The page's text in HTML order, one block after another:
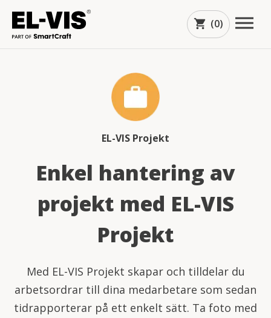
shopping_cart (0)
EL-VIS Projekt
Enkel hantering av
projekt med EL-VIS
Projekt
Med EL-VIS Projekt skapar och tilldelar du
arbetsordrar till dina medarbetare som sedan
tidrapporterar på ett enkelt sätt. Ta foto med